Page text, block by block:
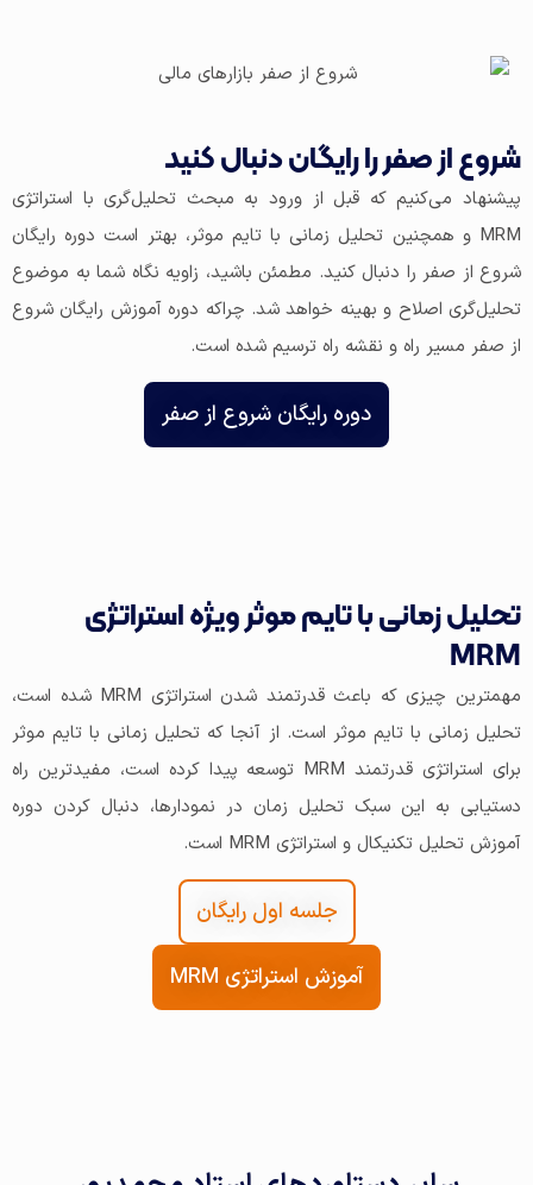
شروع از صفر را رایگان دنبال کنید
پیشنهاد می‌کنیم که قبل از ورود به مبحث تحلیل‌گری با استراتژی
MRM و همچنین تحلیل زمانی با تایم موثر، بهتر است دوره رایگان
شروع از صفر را دنبال کنید. مطمئن باشید، زاویه نگاه شما به موضوع
تحلیل‌گری اصلاح و بهینه خواهد شد. چراکه دوره آموزش رایگان شروع
از صفر مسیر راه و نقشه راه ترسیم شده است.
دوره رایگان شروع از صفر
تحلیل زمانی با تایم موثر ویژه استراتژی
MRM
مهمترین چیزی که باعث قدرتمند شدن استراتژی MRM شده است،
تحلیل زمانی با تایم موثر است. از آنجا که تحلیل زمانی با تایم موثر
برای استراتژی قدرتمند MRM توسعه پیدا کرده است، مفیدترین راه
دستیابی به این سبک تحلیل زمان در نمودارها، دنبال کردن دوره
آموزش تحلیل تکنیکال و استراتژی MRM است.
جلسه اول رایگان
آموزش استراتژی MRM